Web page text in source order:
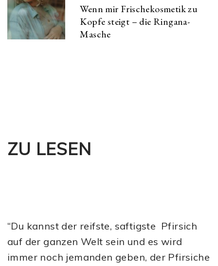
Wenn mir Frischekosmetik zu
Kopfe steigt – die Ringana-
Masche
ZU LESEN
“Du kannst der reifste, saftigste Pfirsich
auf der ganzen Welt sein und es wird
immer noch jemanden geben, der Pfirsiche